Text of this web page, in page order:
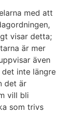
med att
visar detta;
är mer
även
inte längre
det är
vill bli
som trivs